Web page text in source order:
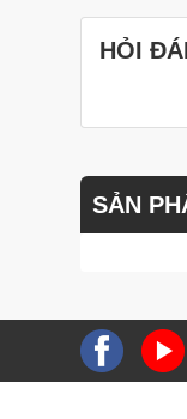
HỎI
SẢN